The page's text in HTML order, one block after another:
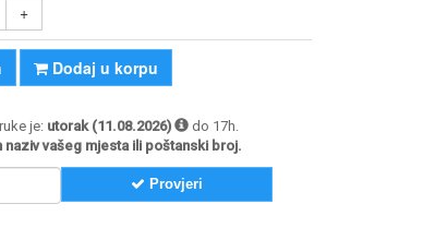
+
Dodaj u korpu
je: utorak (11.08.2026)
do 17h.
vašeg mjesta ili poštanski broj.
Provjeri